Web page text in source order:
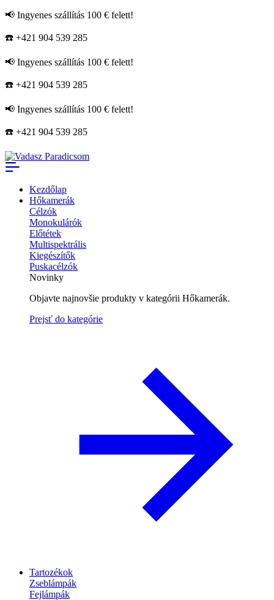
📢 Ingyenes szállítás 100 € felett!
☎️ +421 904 539 285
📢 Ingyenes szállítás 100 € felett!
☎️ +421 904 539 285
📢 Ingyenes szállítás 100 € felett!
☎️ +421 904 539 285
Kezdőlap
Hőkamerák
Célzók
Monokulárók
Előtétek
Multispektrális
Kiegészítők
Puskacélzók
Novinky
Objavte najnovšie produkty v kategórii Hőkamerák.
Prejsť do kategórie
Tartozékok
Zseblámpák
Fejlámpák